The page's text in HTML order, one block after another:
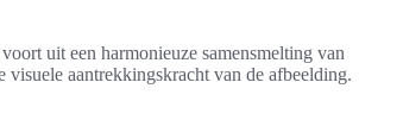
uit een harmonieuze samensmelting van
visuele aantrekkingskracht van de afbeelding.